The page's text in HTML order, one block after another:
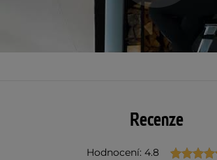
Recenze
Hodnocení: 4.8